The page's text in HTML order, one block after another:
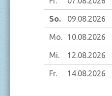
So. 09.08.2026
Mo. 10.08.2026
Mi. 12.08.2026
Fr. 14.08.2026